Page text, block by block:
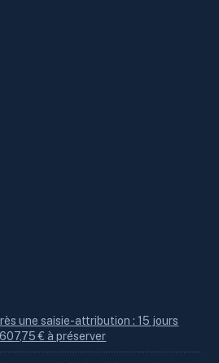
une saisie-attribution : 15 jours
€ à préserver